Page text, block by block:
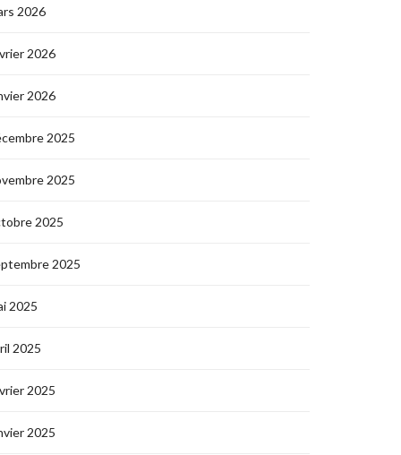
2026
2026
2026
2025
2025
2025
2025
2025
2025
2025
2025